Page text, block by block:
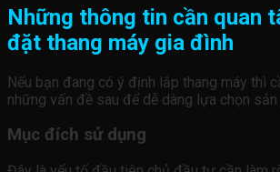
Những thông tin cần quan
đặt thang máy gia đình
Nếu bạn đang có ý định lắp thang máy thì
những vấn đề sau để dễ dàng lựa chọn sản
Mục đích sử dụng